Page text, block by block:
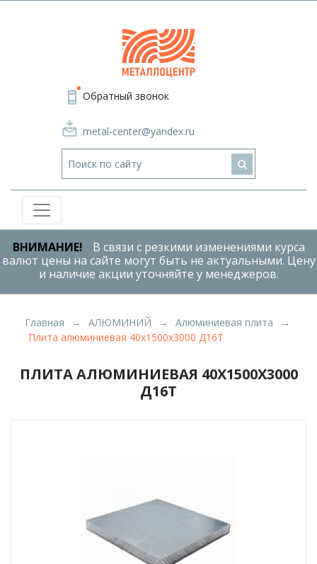
Обратный звонок
metal-center@yandex.ru
ВНИМАНИЕ!
В связи с резкими изменениями курса
валют цены на сайте могут быть не актуальными. Цену
и наличие акции уточняйте у менеджеров.
Главная АЛЮМИНИЙ
Алюминиевая плита
Плита алюминиевая 40х1500х3000 Д16Т
ПЛИТА АЛЮМИНИЕВАЯ 40Х1500Х3000
Д16Т